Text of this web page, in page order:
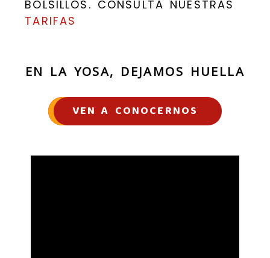
BOLSILLOS. CONSULTA NUESTRAS
TARIFAS
EN LA YOSA, DEJAMOS HUELLA
VEN A CONOCERNOS